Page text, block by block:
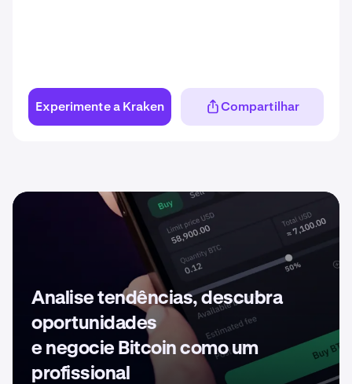
Experimente a Kraken Compartilhar
Analise tendências, descubra
oportunidades
e negocie Bitcoin como um
profissional